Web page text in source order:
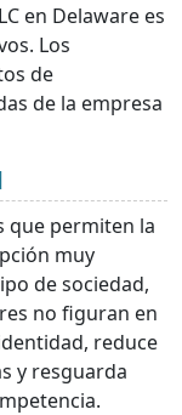
en Delaware es
Los
de
de la empresa
que permiten la
muy
de sociedad,
no figuran en
reduce
y resguarda